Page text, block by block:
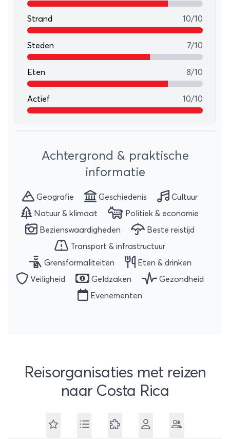
Strand 10/10
Steden 7/10
Eten 8/10
Actief 10/10
Achtergrond & praktische
informatie
Geografie Geschiedenis
Cultuur
Natuur & klimaat
Politiek & economie
Bezienswaardigheden
Beste reistijd
Transport & infrastructuur
Grensformaliteiten
Eten & drinken
Veiligheid
Geldzaken
Gezondheid
Evenementen
Reisorganisaties met reizen
naar Costa Rica